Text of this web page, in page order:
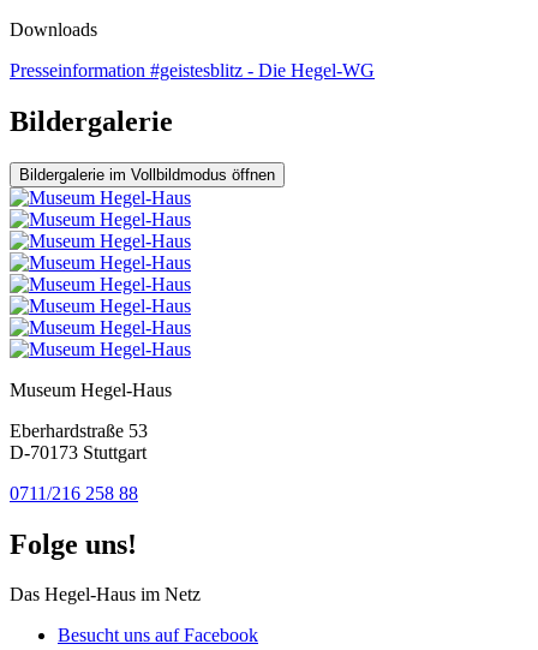
Downloads
Presseinformation #geistesblitz - Die Hegel-WG
Bildergalerie
Bildergalerie im Vollbildmodus öffnen
Museum Hegel-Haus
Eberhardstraße 53
D-70173 Stuttgart
0711/216 258 88
Folge uns!
Das Hegel-Haus im Netz
Besucht uns auf Facebook